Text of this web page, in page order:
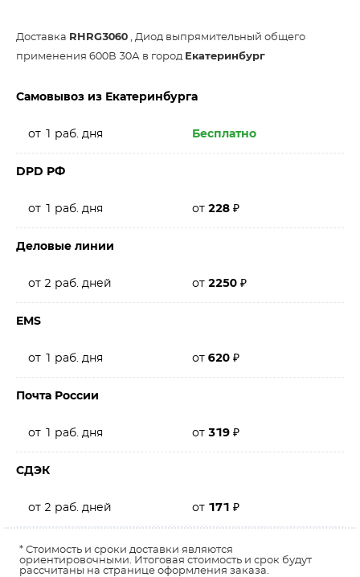
Доставка RHRG3060 , Диод выпрямительный общего
применения 600В 30А в город Екатеринбург
Самовывоз из Екатеринбурга
от 1 раб. дня Бесплатно
DPD РФ
от 1 раб. дня от 228 ₽
Деловые линии
от 2 раб. дней от 2250 ₽
EMS
от 1 раб. дня от 620 ₽
Почта России
от 1 раб. дня от 319 ₽
СДЭК
от 2 раб. дней от 171 ₽
* Стоимость и сроки доставки являются
ориентировочными. Итоговая стоимость и срок будут
рассчитаны на странице оформления заказа.